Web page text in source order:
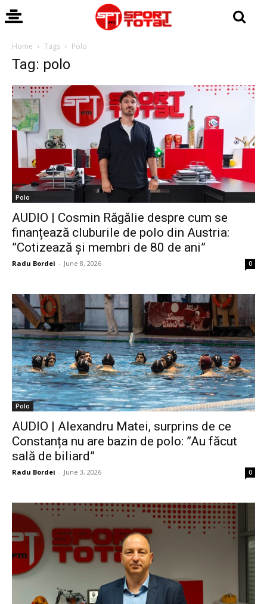
Home Tags Polo
Tag: polo
Polo
AUDIO | Cosmin Răgălie despre cum se
finanțează cluburile de polo din Austria:
”Cotizează și membri de 80 de ani”
Radu Bordei - June 8, 2026 0
Polo
AUDIO | Alexandru Matei, surprins de ce
Constanța nu are bazin de polo: ”Au făcut
sală de biliard”
Radu Bordei - June 3, 2026 0